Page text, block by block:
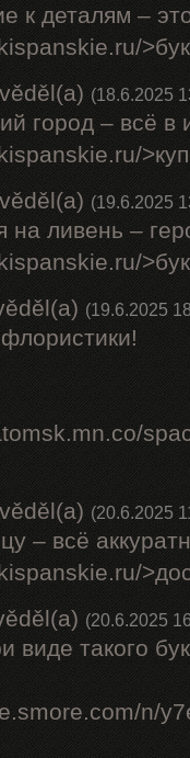
к деталям –
(18.6.2025
город – всё в
(19.6.2025
на ливень –
(19.6.2025
(20.6.2025
– всё
(20.6.2025
виде такого
n/